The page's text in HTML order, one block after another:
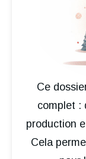
Ce
complet :
production
Cela